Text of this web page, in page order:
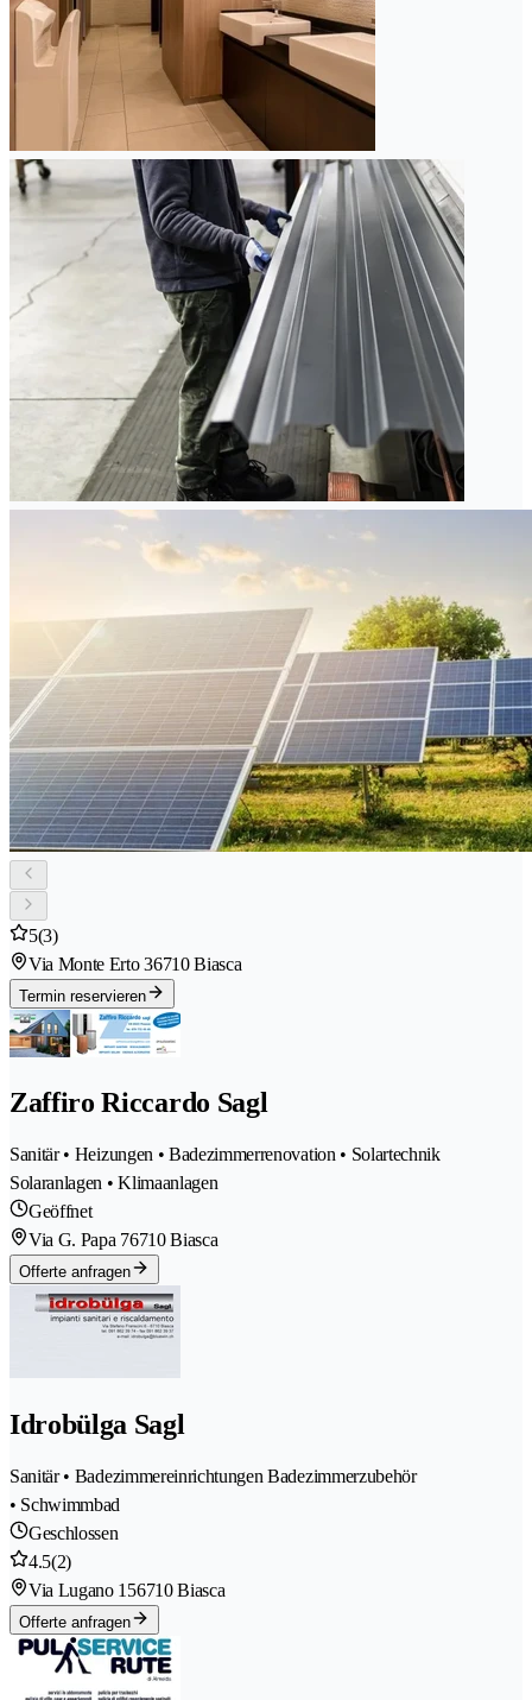
5(3)
Via Monte Erto 36710 Biasca
Termin reservieren
Zaffiro Riccardo Sagl
Sanitär • Heizungen • Badezimmerrenovation • Solartechnik
Solaranlagen • Klimaanlagen
Geöffnet
Via G. Papa 76710 Biasca
Offerte anfragen
Idrobülga Sagl
Sanitär • Badezimmereinrichtungen Badezimmerzubehör
• Schwimmbad
Geschlossen
4.5(2)
Via Lugano 156710 Biasca
Offerte anfragen